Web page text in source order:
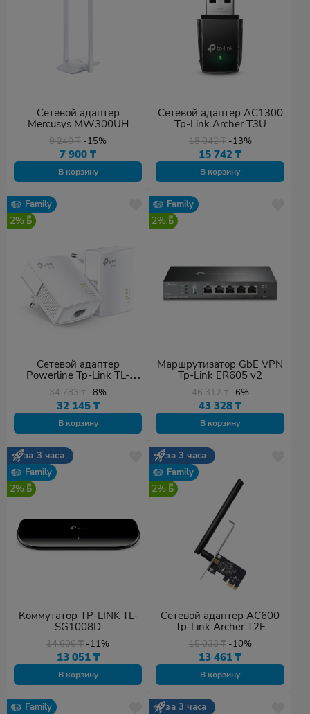
Сетевой адаптер
Mercusys MW300UH
9 240₸ -15%
7 900₸
В корзину
Сетевой адаптер AC1300
Tp-Link Archer T3U
18 042₸ -13%
15 742₸
В корзину
Family
2%
Сетевой адаптер
Powerline Tp-Link TL-
PA7017 KIT
34 783₸ -8%
32 145 ₸
В корзину
Family
2%
Маршрутизатор GbE VPN
Tp-Link ER605 v2
46 312₸ -6%
43 328₸
В корзину
за 3 часа
Family
2%
Коммутатор TP-LINK TL-
SG1008D
14 606₸ -11%
13 051 ₸
В корзину
за 3 часа
Family
2%
Сетевой адаптер AC600
Tp-Link Archer T2E
15 033₸ -10%
13 461₸
В корзину
Family
за 3 часа